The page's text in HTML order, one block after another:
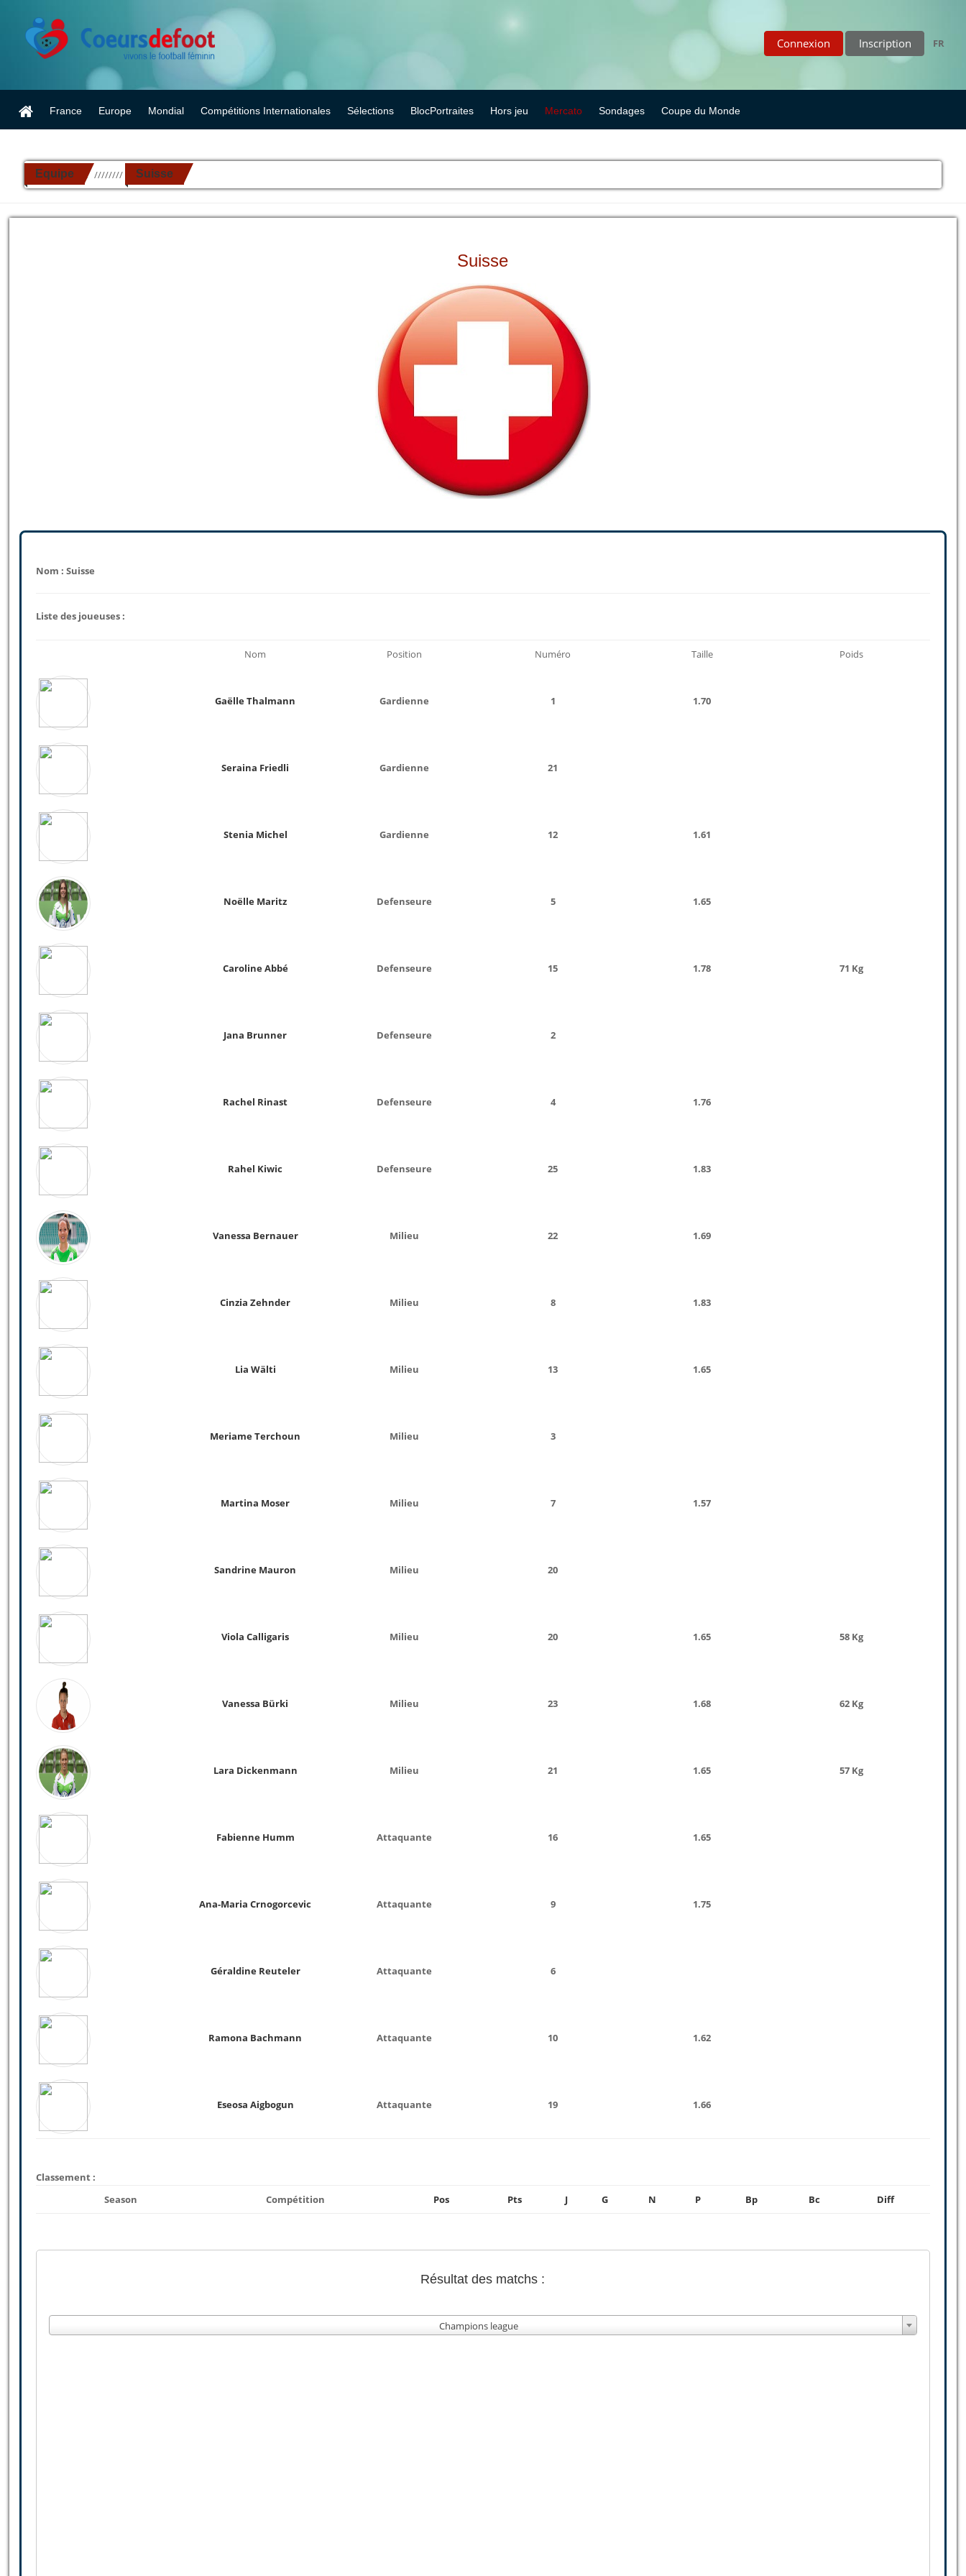
Connexion Inscription FR
France Europe Mondial Compétitions Internationales Sélections BlocPortraites Hors jeu Mercato Sondages Coupe du Monde
Equipe ////////// Suisse
Suisse
Nom : Suisse
Liste des joueuses :
Nom Position Numéro Taille Poids
Gaëlle Thalmann Gardienne 1 1.70
Seraina Friedli Gardienne 21
Stenia Michel Gardienne 12 1.61
Noëlle Maritz Defenseure 5 1.65
Caroline Abbé Defenseure 15 1.78 71 Kg
Jana Brunner Defenseure 2
Rachel Rinast Defenseure 4 1.76
Rahel Kiwic Defenseure 25 1.83
Vanessa Bernauer Milieu 22 1.69
Cinzia Zehnder Milieu 8 1.83
Lia Wälti Milieu 13 1.65
Meriame Terchoun Milieu 3
Martina Moser Milieu 7 1.57
Sandrine Mauron Milieu 20
Viola Calligaris Milieu 20 1.65 58 Kg
Vanessa Bürki Milieu 23 1.68 62 Kg
Lara Dickenmann Milieu 21 1.65 57 Kg
Fabienne Humm Attaquante 16 1.65
Ana-Maria Crnogorcevic Attaquante 9 1.75
Géraldine Reuteler Attaquante 6
Ramona Bachmann Attaquante 10 1.62
Eseosa Aigbogun Attaquante 19 1.66
Classement :
Season
Compétition Pos Pts J G N P Bp Bc Diff
Résultat des matchs :
Champions league